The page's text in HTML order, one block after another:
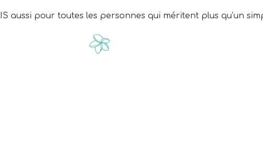
aussi pour toutes les personnes qui méritent plus qu’un